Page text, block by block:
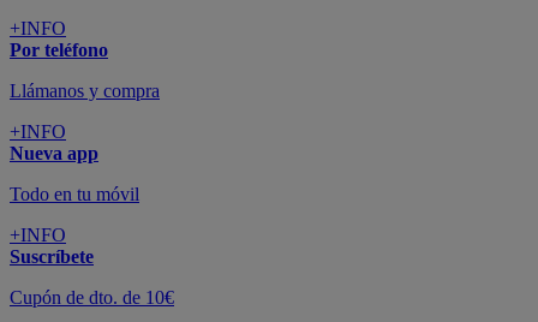
+INFO
Por teléfono
Llámanos y compra
+INFO
Nueva app
Todo en tu móvil
+INFO
Suscríbete
Cupón de dto. de 10€